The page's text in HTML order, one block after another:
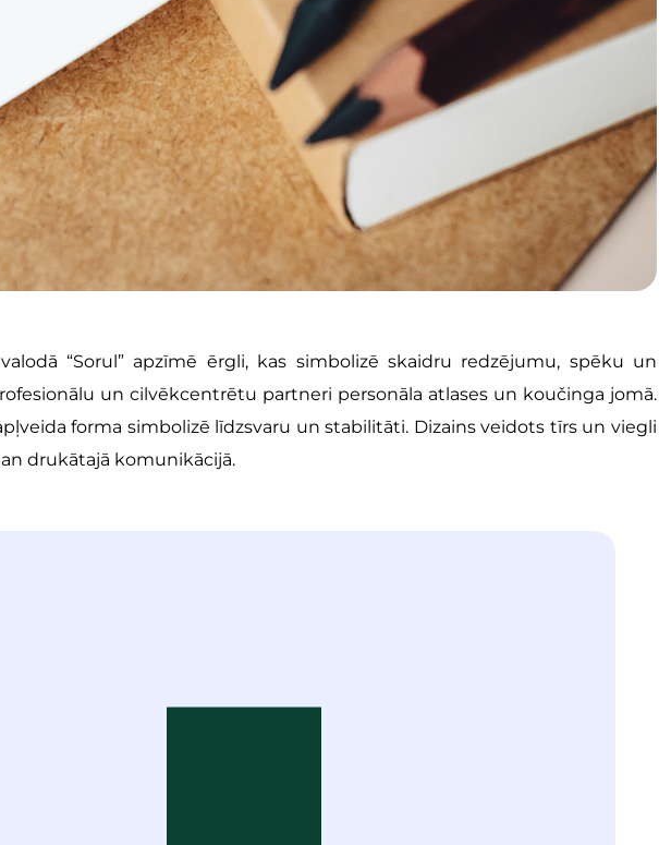
“Sorul” apzīmē ērgli, kas simbolizē skaidru redzējumu, spēku un
un cilvēkcentrētu partneri personāla atlases un koučinga jomā.
forma simbolizē līdzsvaru un stabilitāti. Dizains veidots tīrs un viegli
drukātajā komunikācijā.